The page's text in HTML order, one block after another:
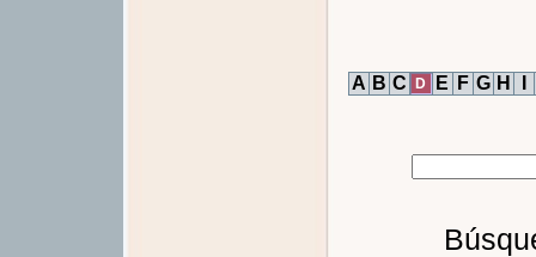
A B C D E F G H